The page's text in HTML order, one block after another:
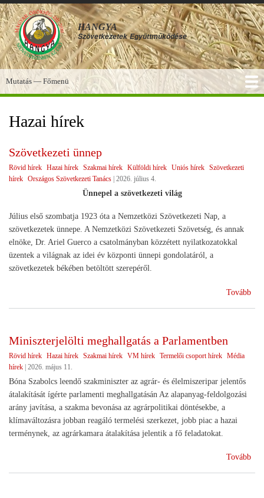
Ugrás
a
tartalomra
HANGYA
Szövetkezetek Együttműködése
Főmenü
Mutatás — Főmenü
Hazai hírek
Szövetkezeti ünnep
Rövid hírek Hazai hírek Szakmai hírek Külföldi hírek Uniós hírek Szövetkezeti
hírek Országos Szövetkezeti Tanács 2026. július 4.
Ünnepel a szövetkezeti világ
Július első szombatja 1923 óta a Nemzetközi Szövetkezeti Nap, a
szövetkezetek ünnepe. A Nemzetközi Szövetkezeti Szövetség, és annak
elnöke, Dr. Ariel Guerco a csatolmányban közzétett nyilatkozatokkal
üzentek a világnak az idei év központi ünnepi gondolatáról, a
szövetkezetek békében betöltött szerepéről.
Tovább
Miniszterjelölti meghallgatás a Parlamentben
Rövid hírek Hazai hírek Szakmai hírek VM hírek Termelői csoport hírek Média
hírek | 2026. május 11.
Bóna Szabolcs leendő szakminiszter az agrár- és élelmiszeripar jelentős
átalakítását ígérte parlamenti meghallgatásán Az alapanyag-feldolgozási
arány javítása, a szakma bevonása az agrárpolitikai döntésekbe, a
klímaváltozásra jobban reagáló termelési szerkezet, jobb piac a hazai
terménynek, az agrárkamara átalakítása jelentik a fő feladatokat.
Tovább